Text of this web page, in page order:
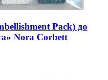
Pack) до
Nora Corbett